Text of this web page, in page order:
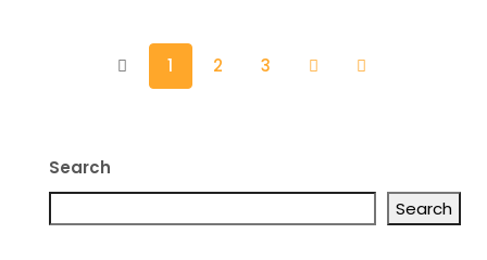
1 2 3
Search
Search